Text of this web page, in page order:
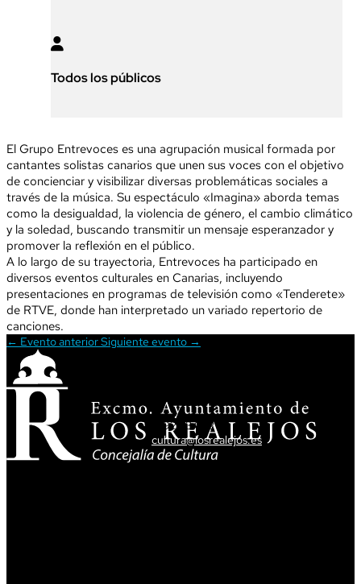

Todos los públicos
El Grupo Entrevoces es una agrupación musical formada por
cantantes solistas canarios que unen sus voces con el objetivo
de concienciar y visibilizar diversas problemáticas sociales a
través de la música. Su espectáculo «Imagina» aborda temas
como la desigualdad, la violencia de género, el cambio climático
y la soledad, buscando transmitir un mensaje esperanzador y
promover la reflexión en el público.
A lo largo de su trayectoria, Entrevoces ha participado en
diversos eventos culturales en Canarias, incluyendo
presentaciones en programas de televisión como «Tenderete»
de RTVE, donde han interpretado un variado repertorio de
canciones.
← Evento anteriorSiguiente evento →
T. 922 34 62 34
cultura@losrealejos.es